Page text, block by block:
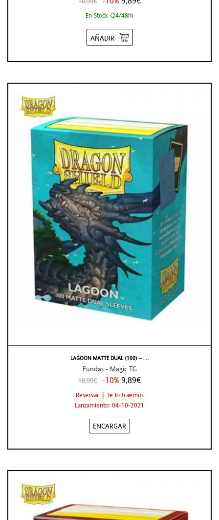
En Stock (24/48h)
AÑADIR
LAGOON MATTE DUAL (100) – . . .
Fundas - Magic TG
10,99€ -10% 9,89€
Reservar | Te lo traemos
Lanzamiento: 04-10-2021
ENCARGAR